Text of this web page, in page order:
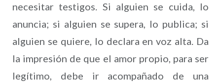
necesitar testigos. Si alguien se cuida, lo
anuncia; si alguien se supera, lo publica; si
alguien se quiere, lo declara en voz alta. Da
la impresión de que el amor propio, para ser
legítimo, debe ir acompañado de una